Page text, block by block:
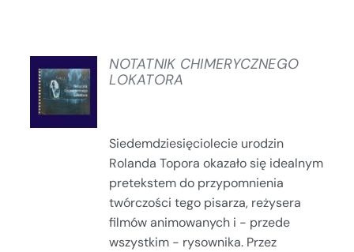
SZCZEGÓŁY
NOTATNIK CHIMERYCZNEGO
LOKATORA
Siedemdziesięciolecie urodzin
Rolanda Topora okazało się idealnym
pretekstem do przypomnienia
twórczości tego pisarza, reżysera
filmów animowanych i - przede
wszystkim - rysownika. Przez